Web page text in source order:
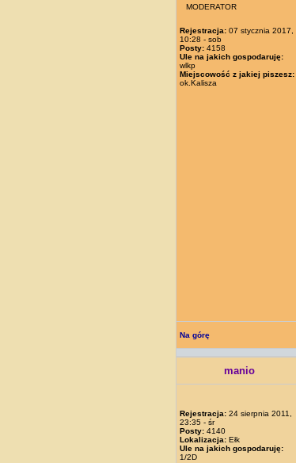
MODERATOR
Rejestracja: 07 stycznia 2017,
10:28 - sob
Posty: 4158
Ule na jakich gospodaruję:
wlkp
Miejscowość z jakiej piszesz:
ok.Kalisza
Na górę
manio
Rejestracja: 24 sierpnia 2011,
23:35 - śr
Posty: 4140
Lokalizacja: Ełk
Ule na jakich gospodaruję:
1/2D